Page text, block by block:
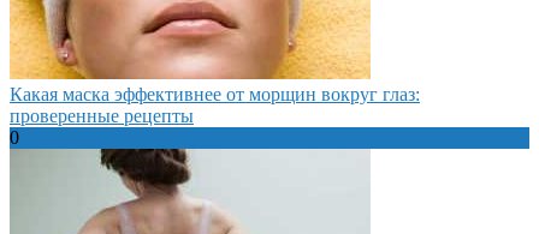
Какая маска эффективнее от морщин вокруг глаз:
проверенные рецепты
0